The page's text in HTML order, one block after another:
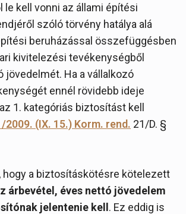
le kell vonni az állami építési
szóló törvény hatálya alá
beruházással összefüggésben
kivitelezési tevékenységből
jövedelmét. Ha a vállalkozó
ennél rövidebb ideje
1. kategóriás biztosítást kell
2009. (IX. 15.) Korm. rend. 21/D. §
hogy a biztosításkötésre kötelezett
árbevétel, éves nettó jövedelem
jelentenie kell. Ez eddig is